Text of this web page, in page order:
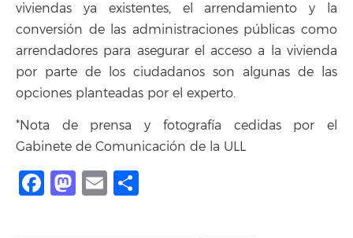
viviendas ya existentes, el arrendamiento y la
conversión de las administraciones públicas como
arrendadores para asegurar el acceso a la vivienda
por parte de los ciudadanos son algunas de las
opciones planteadas por el experto.
*Nota de prensa y fotografía cedidas por el
Gabinete de Comunicación de la ULL
Facebook
Mastodon
Email